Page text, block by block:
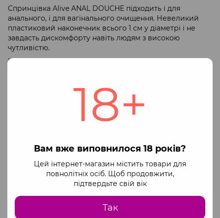
18+
Вам вже виповнилося 18 років?
Цей інтернет-магазин містить товари для
повнолітніх осіб. Щоб продовжити,
підтвердьте свій вік
Так
Спринцівка Alive ANAL DOUCHE підходить і для
анального, і для вагінального очищення. Невеликий
пластиковий наконечник всього 1 см у діаметрі і не
завдасть дискомфорту навіть людям з високою
чутливістю.
Користуватися універсальною спринцівкою Alive ANAL
анально або вагінально і ніжно натиснути на грушу
кілька разів. Об'єм спринцівки 225 мл. Легко
очищається теплою водою та нейтральним милом.
Ми працюємо офіційно через ФОП
Доступні способи оплати:
Платіжні системи Visa та Mastercard